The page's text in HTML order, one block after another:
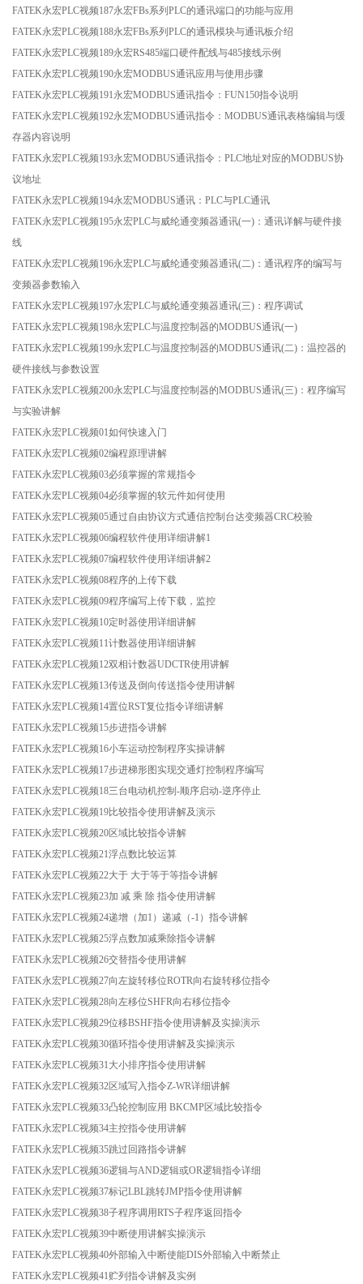
FATEK永宏PLC视频187永宏FBs系列PLC的通讯端口的功能与应用
FATEK永宏PLC视频188永宏FBs系列PLC的通讯模块与通讯板介绍
FATEK永宏PLC视频189永宏RS485端口硬件配线与485接线示例
FATEK永宏PLC视频190永宏MODBUS通讯应用与使用步骤
FATEK永宏PLC视频191永宏MODBUS通讯指令：FUN150指令说明
FATEK永宏PLC视频192永宏MODBUS通讯指令：MODBUS通讯表格编辑与缓
存器内容说明
FATEK永宏PLC视频193永宏MODBUS通讯指令：PLC地址对应的MODBUS协
议地址
FATEK永宏PLC视频194永宏MODBUS通讯：PLC与PLC通讯
FATEK永宏PLC视频195永宏PLC与威纶通变频器通讯(一)：通讯详解与硬件接
线
FATEK永宏PLC视频196永宏PLC与威纶通变频器通讯(二)：通讯程序的编写与
变频器参数输入
FATEK永宏PLC视频197永宏PLC与威纶通变频器通讯(三)：程序调试
FATEK永宏PLC视频198永宏PLC与温度控制器的MODBUS通讯(一)
FATEK永宏PLC视频199永宏PLC与温度控制器的MODBUS通讯(二)：温控器的
硬件接线与参数设置
FATEK永宏PLC视频200永宏PLC与温度控制器的MODBUS通讯(三)：程序编写
与实验讲解
FATEK永宏PLC视频01如何快速入门
FATEK永宏PLC视频02编程原理讲解
FATEK永宏PLC视频03必须掌握的常规指令
FATEK永宏PLC视频04必须掌握的软元件如何使用
FATEK永宏PLC视频05通过自由协议方式通信控制台达变频器CRC校验
FATEK永宏PLC视频06编程软件使用详细讲解1
FATEK永宏PLC视频07编程软件使用详细讲解2
FATEK永宏PLC视频08程序的上传下载
FATEK永宏PLC视频09程序编写上传下载，监控
FATEK永宏PLC视频10定时器使用详细讲解
FATEK永宏PLC视频11计数器使用详细讲解
FATEK永宏PLC视频12双相计数器UDCTR使用讲解
FATEK永宏PLC视频13传送及倒向传送指令使用讲解
FATEK永宏PLC视频14置位RST复位指令详细讲解
FATEK永宏PLC视频15步进指令讲解
FATEK永宏PLC视频16小车运动控制程序实操讲解
FATEK永宏PLC视频17步进梯形图实现交通灯控制程序编写
FATEK永宏PLC视频18三台电动机控制-顺序启动-逆序停止
FATEK永宏PLC视频19比较指令使用讲解及演示
FATEK永宏PLC视频20区域比较指令讲解
FATEK永宏PLC视频21浮点数比较运算
FATEK永宏PLC视频22大于 大于等于等指令讲解
FATEK永宏PLC视频23加 减 乘 除 指令使用讲解
FATEK永宏PLC视频24递增（加1）递减（-1）指令讲解
FATEK永宏PLC视频25浮点数加减乘除指令讲解
FATEK永宏PLC视频26交替指令使用讲解
FATEK永宏PLC视频27向左旋转移位ROTR向右旋转移位指令
FATEK永宏PLC视频28向左移位SHFR向右移位指令
FATEK永宏PLC视频29位移BSHF指令使用讲解及实操演示
FATEK永宏PLC视频30循环指令使用讲解及实操演示
FATEK永宏PLC视频31大小排序指令使用讲解
FATEK永宏PLC视频32区域写入指令Z-WR详细讲解
FATEK永宏PLC视频33凸轮控制应用 BKCMP区域比较指令
FATEK永宏PLC视频34主控指令使用讲解
FATEK永宏PLC视频35跳过回路指令讲解
FATEK永宏PLC视频36逻辑与AND逻辑或OR逻辑指令详细
FATEK永宏PLC视频37标记LBL跳转JMP指令使用讲解
FATEK永宏PLC视频38子程序调用RTS子程序返回指令
FATEK永宏PLC视频39中断使用讲解实操演示
FATEK永宏PLC视频40外部输入中断使能DIS外部输入中断禁止
FATEK永宏PLC视频41贮列指令讲解及实例